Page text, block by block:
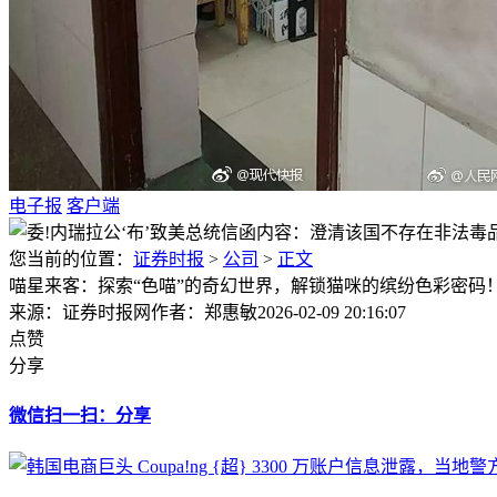
电子报 客户端
您当前的位置： 证券时报 > 公司 > 正文
喵星来客：探索“色喵”的奇幻世界，解锁猫咪的缤纷色彩密码
来源：证券时报网作者：郑惠敏2026-02-09 20:16:07
点赞
分享
微信扫一扫：分享